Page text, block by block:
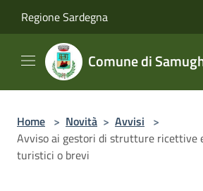
Regione Sardegna
Comune di
Home > Novità > Avvisi >
Avviso ai gestori di strutture ricettive
turistici o brevi